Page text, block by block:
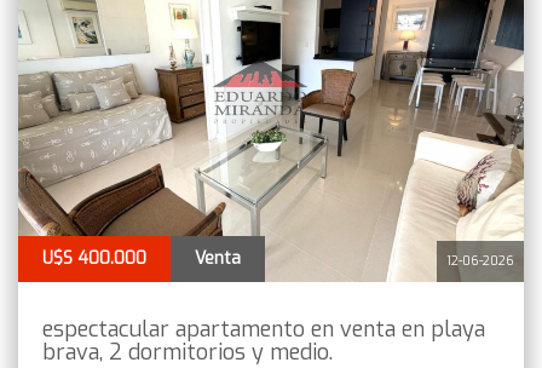
12-06-2026
U$S 400.000 Venta
espectacular apartamento en venta en playa
brava, 2 dormitorios y medio.